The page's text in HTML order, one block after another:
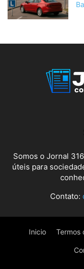
Somos o Jornal
úteis para
Contato:
Inicio Termos